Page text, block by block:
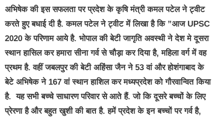
अभिषेक की इस सफलता पर प्रदेश के कृषि मंत्री कमल पटेल ने ट्वीट
करते हुए बधाई दी है. कमल पटेल ने ट्वीट में लिखा है कि ”आज UPSC
2020 के परिणाम आये है. भोपाल की बेटी जागृति अवस्थी ने देश मे दूसरा
स्थान हासिल कर हमारा सीना गर्व से चौड़ा कर दिया है, महिला वर्ग में वह
प्रथम है. वहीं जबलपुर की बेटी अहिंसा जैन ने 53 वां और होशंगाबाद के
बेटे अभिषेक ने 167 वां स्थान हाशिल कर मध्यप्रदेश को गौरवान्वित किया
है. यह सभी बच्चे साधारण परिवार से आते हैं. जो कि दूसरे बच्चों के लिए
प्रेरणा है और बहुत खुशी की बात है. हमें प्रदेश के इन बच्चों पर गर्व है,